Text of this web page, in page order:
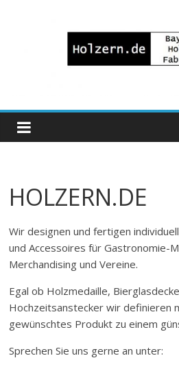
Bayrische
Holzwaren
Fabrikation
HOLZERN.DE
Wir designen und fertigen
und Accessoires für Gastronomie-
Merchandising und Vereine.
Egal ob Holzmedaille,
Hochzeitsanstecker wir definieren
gewünschtes Produkt zu einem
Sprechen Sie uns gerne an unter: